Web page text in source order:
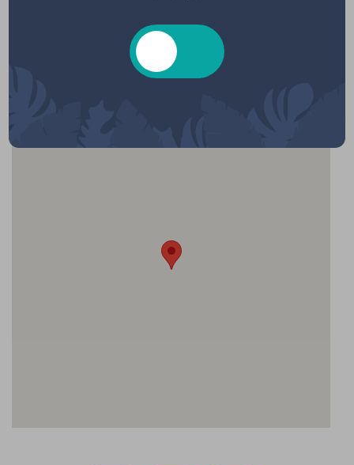
Localisation
Salle d'animation, Rue de la misaine,